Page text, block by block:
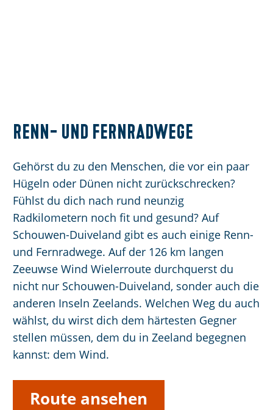
Renn- und Fernradwege
Gehörst du zu den Menschen, die vor ein paar
Hügeln oder Dünen nicht zurückschrecken?
Fühlst du dich nach rund neunzig
Radkilometern noch fit und gesund? Auf
Schouwen-Duiveland gibt es auch einige Renn-
und Fernradwege. Auf der 126 km langen
Zeeuwse Wind Wielerroute durchquerst du
nicht nur Schouwen-Duiveland, sonder auch die
anderen Inseln Zeelands. Welchen Weg du auch
wählst, du wirst dich dem härtesten Gegner
stellen müssen, dem du in Zeeland begegnen
kannst: dem Wind.
Route ansehen